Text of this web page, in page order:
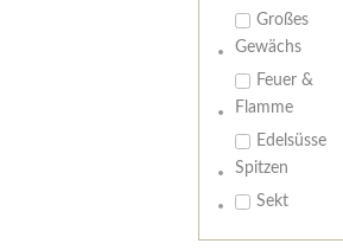
Großes
Gewächs
Feuer &
Flamme
Edelsüsse
Spitzen
Sekt